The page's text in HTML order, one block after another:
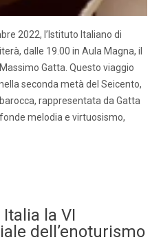
2022, l’Istituto Italiano di
dalle 19.00 in Aula Magna, il
Gatta. Questo viaggio
seconda metà del Seicento,
rappresentata da Gatta
melodia e virtuosismo,
la VI
dell’enoturismo